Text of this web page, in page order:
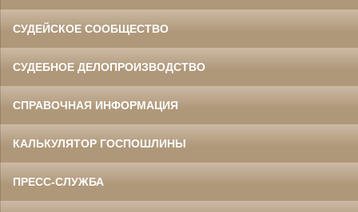
СУДЕЙСКОЕ СООБЩЕСТВО
СУДЕБНОЕ ДЕЛОПРОИЗВОДСТВО
СПРАВОЧНАЯ ИНФОРМАЦИЯ
КАЛЬКУЛЯТОР ГОСПОШЛИНЫ
ПРЕСС-СЛУЖБА